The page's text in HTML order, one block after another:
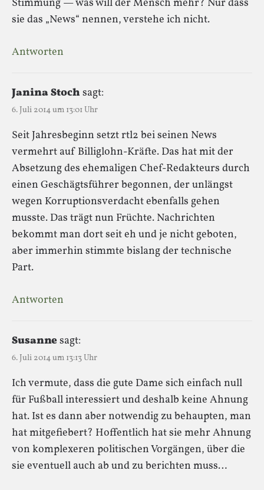
Stimmung — was will der Mensch mehr? Nur dass
sie das „News“ nennen, verstehe ich nicht.
Antworten
Janina Stoch sagt:
6. Juli 2014 um 13:01 Uhr
Seit Jahresbeginn setzt rtl2 bei seinen News
vermehrt auf Billiglohn-Kräfte. Das hat mit der
Absetzung des ehemaligen Chef-Redakteurs durch
einen Geschägtsführer begonnen, der unlängst
wegen Korruptionsverdacht ebenfalls gehen
musste. Das trägt nun Früchte. Nachrichten
bekommt man dort seit eh und je nicht geboten,
aber immerhin stimmte bislang der technische
Part.
Antworten
Susannesagt:
6. Juli 2014 um 13:13 Uhr
Ich vermute, dass die gute Dame sich einfach null
für Fußball interessiert und deshalb keine Ahnung
hat. Ist es dann aber notwendig zu behaupten, man
hat mitgefiebert? Hoffentlich hat sie mehr Ahnung
von komplexeren politischen Vorgängen, über die
sie eventuell auch ab und zu berichten muss…